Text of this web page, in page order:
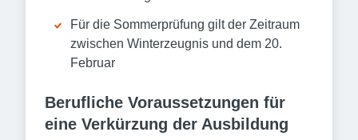
Für die Sommerprüfung gilt der Zeitraum
zwischen Winterzeugnis und dem 20.
Februar
Berufliche Voraussetzungen für
eine Verkürzung der Ausbildung